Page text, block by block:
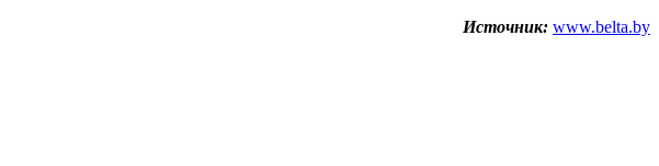
Источник: www.belta.by